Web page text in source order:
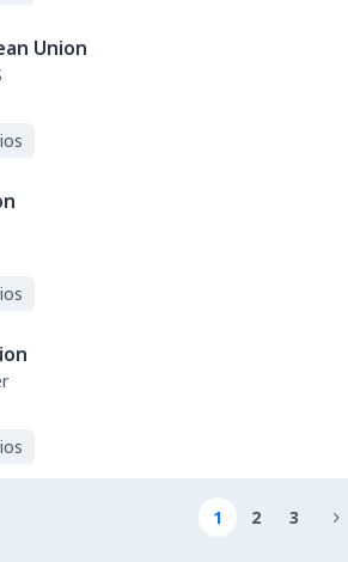
Union
1 2 3 